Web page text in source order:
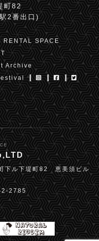
町82
2番出口)
RENTAL SPACE
Archive
下ル下堤町82 恵美須ビル
2785